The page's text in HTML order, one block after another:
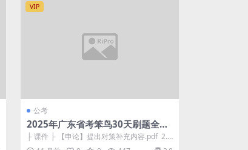
VIP
公考
2025年广东省考笨鸟30天刷题全家
桶
├ 课件 ├ 【申论】提出对策补充内容.pdf 2.4
7M ├ 逻辑判断和图形...